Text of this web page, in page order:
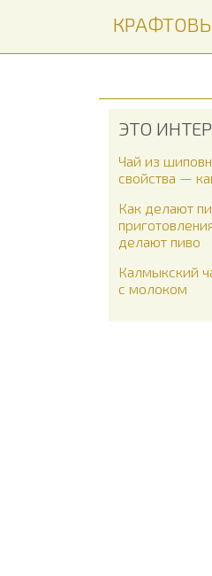
ЭТО
Чай из
свойства —
Как делают
делают пиво
Калмыкский
с молоком